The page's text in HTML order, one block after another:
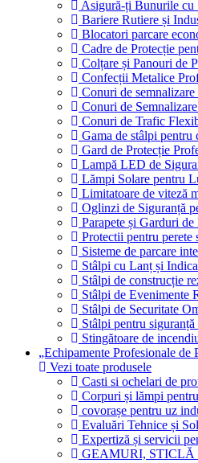
Asigură-ți Bunurile cu
Bariere Rutiere și
Blocatori parcare
Cadre de Protecție
Colțare și Panouri de
Confecții Metalice
Conuri de
Conuri de
Conuri de Trafic
Gama de stâlpi
Gard de Protecție
Lampă LED de
Lămpi Solare pentru
Limitatoare de viteză
Oglinzi de Siguranță
Parapete și Garduri
Protectii pentru perete
Sisteme de parcare
Stâlpi cu Lanț și
Stâlpi de construcție
Stâlpi de Evenimente
Stâlpi de Securitate
Stâlpi pentru
Stingătoare de
„Echipamente Profesionale
Vezi toate produsele
Casti si ochelari de
Corpuri și lămpi
covorașe pentru uz
Evaluări Tehnice și
Expertiză și servicii
GEAMURI, STICLĂ